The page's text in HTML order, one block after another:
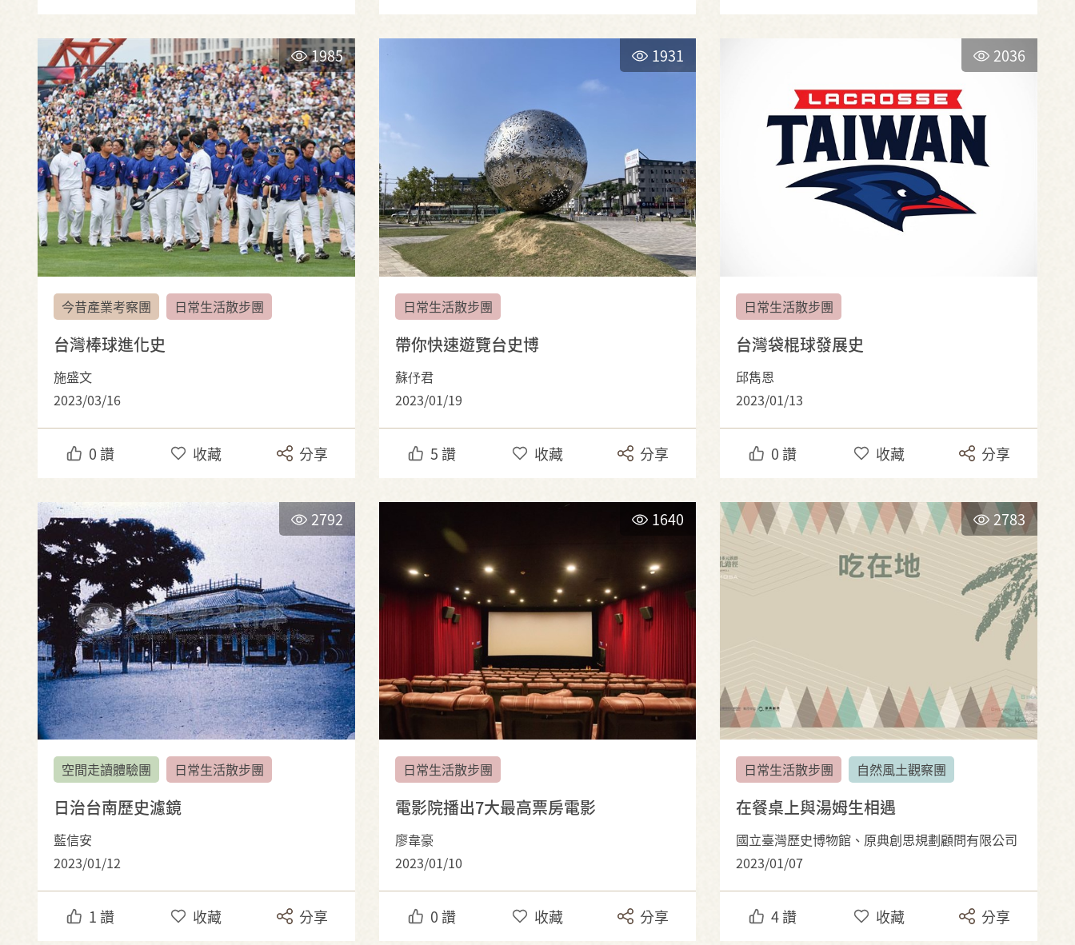
1985
今昔產業考察團 日常生活散步團
台灣棒球進化史
施盛文
2023/03/16
0讚 收藏 分享
1931
日常生活散步團
帶你快速遊覽台史博
蘇伃君
2023/01/19
5讚 收藏 分享
2036
日常生活散步團
台灣袋棍球發展史
邱雋恩
2023/01/13
0讚 收藏 分享
2792
空間走讀體驗團 日常生活散步團
日治台南歷史濾鏡
藍信安
2023/01/12
1讚 收藏 分享
1640
日常生活散步團
電影院播出7大最高票房電影
廖韋豪
2023/01/10
0讚 收藏 分享
2783
日常生活散步團 自然風土觀察團
在餐桌上與湯姆生相遇
國立臺灣歷史博物館、原典創思規劃顧問有限公司
2023/01/07
4讚 收藏 分享